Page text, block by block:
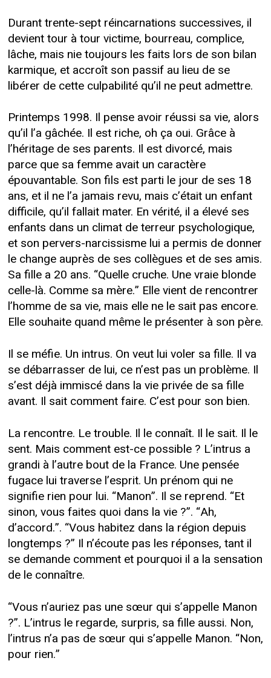
Durant trente-sept réincarnations successives, il
devient tour à tour victime, bourreau, complice,
lâche, mais nie toujours les faits lors de son bilan
karmique, et accroît son passif au lieu de se
libérer de cette culpabilité qu’il ne peut admettre.
Printemps 1998. Il pense avoir réussi sa vie, alors
qu’il l’a gâchée. Il est riche, oh ça oui. Grâce à
l’héritage de ses parents. Il est divorcé, mais
parce que sa femme avait un caractère
épouvantable. Son fils est parti le jour de ses 18
ans, et il ne l’a jamais revu, mais c’était un enfant
difficile, qu’il fallait mater. En vérité, il a élevé ses
enfants dans un climat de terreur psychologique,
et son pervers-narcissisme lui a permis de donner
le change auprès de ses collègues et de ses amis.
Sa fille a 20 ans. “Quelle cruche. Une vraie blonde
celle-là. Comme sa mère.” Elle vient de rencontrer
l’homme de sa vie, mais elle ne le sait pas encore.
Elle souhaite quand même le présenter à son père.
Il se méfie. Un intrus. On veut lui voler sa fille. Il va
se débarrasser de lui, ce n’est pas un problème. Il
s’est déjà immiscé dans la vie privée de sa fille
avant. Il sait comment faire. C’est pour son bien.
La rencontre. Le trouble. Il le connaît. Il le sait. Il le
sent. Mais comment est-ce possible ? L’intrus a
grandi à l’autre bout de la France. Une pensée
fugace lui traverse l’esprit. Un prénom qui ne
signifie rien pour lui. “Manon”. Il se reprend. “Et
sinon, vous faites quoi dans la vie ?”. “Ah,
d’accord.”. “Vous habitez dans la région depuis
longtemps ?” Il n’écoute pas les réponses, tant il
se demande comment et pourquoi il a la sensation
de le connaître.
“Vous n’auriez pas une sœur qui s’appelle Manon
?”. L’intrus le regarde, surpris, sa fille aussi. Non,
l’intrus n’a pas de sœur qui s’appelle Manon. “Non,
pour rien.”